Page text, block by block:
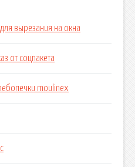
вырезания на окна
от соцпакета
moulinex